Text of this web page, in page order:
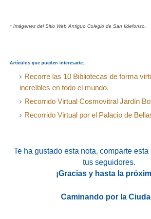
* Imágenes del Sitio Web Antiguo Colegio de San Ildefonso.
Artículos que pueden interesarte:
Recorre las 10 Bibliotecas de forma
increíbles en todo el mundo.
Recorrido Virtual Cosmovitral Jardín
Recorrido Virtual por el Palacio de
Te ha gustado esta nota, comparte
tus seguidores.
¡Gracias y hasta la
Caminando por la